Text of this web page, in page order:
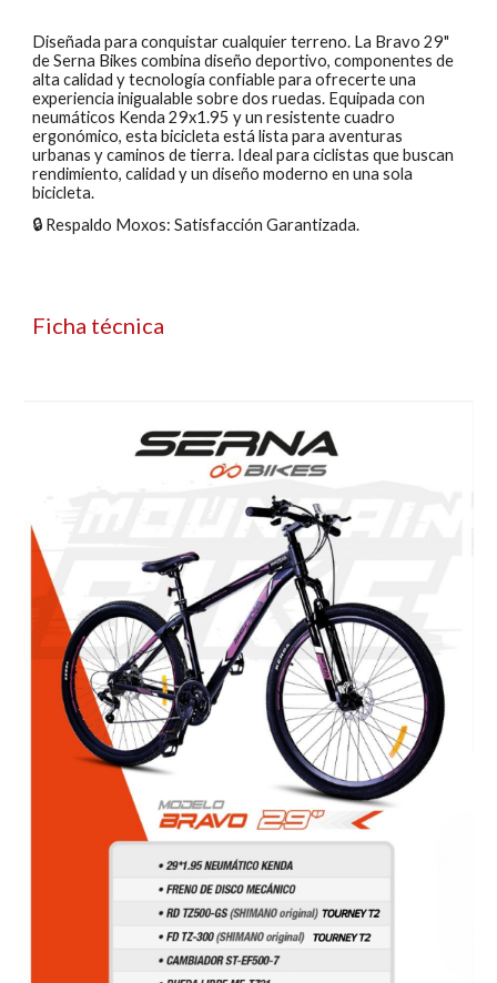
Diseñada para conquistar cualquier terreno. La Bravo 29"
de Serna Bikes combina diseño deportivo, componentes de
alta calidad y tecnología confiable para ofrecerte una
experiencia inigualable sobre dos ruedas. Equipada con
neumáticos Kenda 29x1.95 y un resistente cuadro
ergonómico, esta bicicleta está lista para aventuras
urbanas y caminos de tierra. Ideal para ciclistas que buscan
rendimiento, calidad y un diseño moderno en una sola
bicicleta.
🔒 Respaldo Moxos: Satisfacción Garantizada.
Ficha técnica